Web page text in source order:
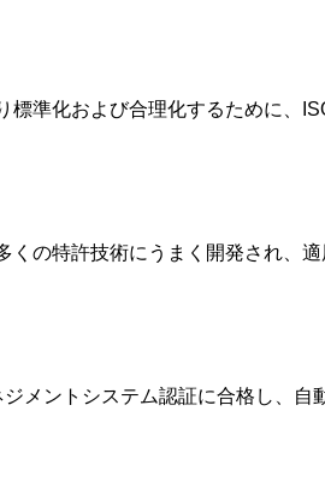
標準化および合理化するために、
くの特許技術にうまく開発され、適
ジメントシステム認証に合格し、自